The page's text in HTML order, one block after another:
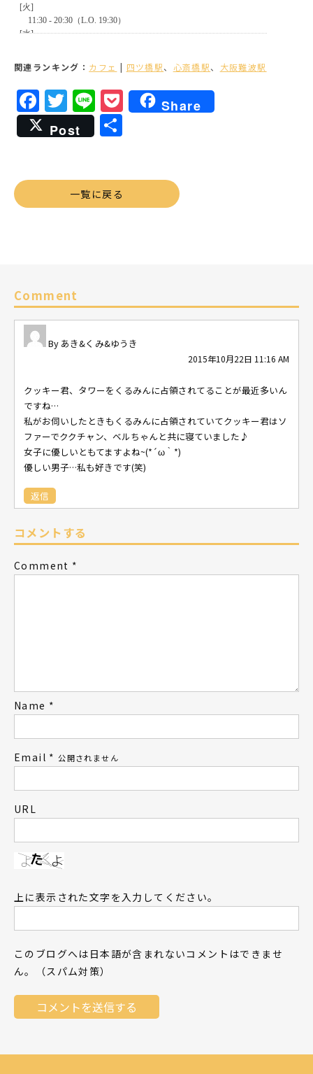
関連ランキング： カフェ | 四ツ橋駅、 心斎橋駅、 大阪難波駅
Facebook
Twitter
LinePocket
Share
Post
共
一覧に戻る
Comment
あき&くみ&ゆうき
2015年10月22日 11:16 AM
クッキー君、タワーをくるみんに占領されてることが最近多いん
ですね…
私がお伺いしたときもくるみんに占領されていてクッキー君はソ
ファーでククチャン、ベルちゃんと共に寝ていました♪
女子に優しいともてますよね~(*´ω｀*)
優しい男子…私も好きです(笑)
返信
コメントする
Comment *
Name *
Email * 公開されません
URL
上に表示された文字を入力してください。
このブログへは日本語が含まれないコメントはできませ
ん。（スパム対策）